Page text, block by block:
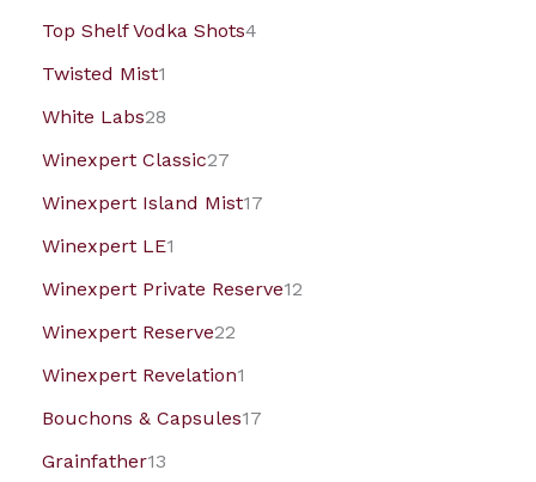
Top Shelf Vodka Shots4
Twisted Mist1
White Labs28
Winexpert Classic27
Winexpert Island Mist17
Winexpert LE1
Winexpert Private Reserve12
Winexpert Reserve22
Winexpert Revelation1
Bouchons & Capsules17
Grainfather13